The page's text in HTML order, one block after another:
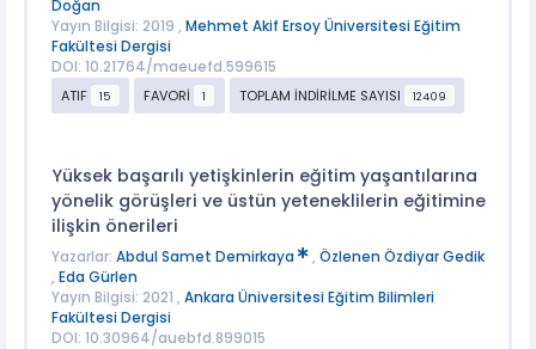
Doğan
Yayın Bilgisi: 2019 , Mehmet Akif Ersoy Üniversitesi Eğitim
Fakültesi Dergisi
DOI: 10.21764/maeuefd.599615
ATIF
15 FAVORİ 1 TOPLAM İNDİRİLME SAYISI 12409
Yüksek başarılı yetişkinlerin eğitim yaşantılarına
yönelik görüşleri ve üstün yeteneklilerin eğitimine
ilişkin önerileri
Yazarlar: Abdul Samet Demirkaya , Özlenen Özdiyar Gedik
, Eda Gürlen
Yayın Bilgisi: 2021 , Ankara Üniversitesi Eğitim Bilimleri
Fakültesi Dergisi
DOI: 10.30964/auebfd.899015